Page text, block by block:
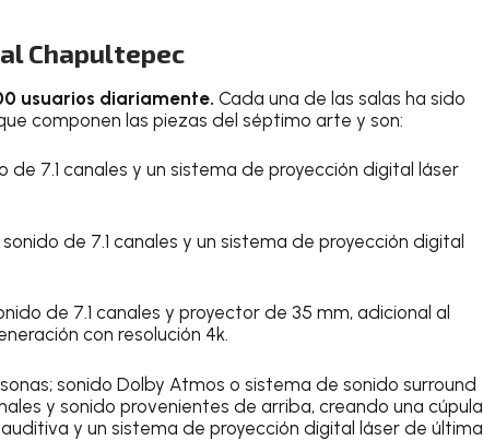
Chapultepec
usuarios diariamente. Cada una de las salas ha sido
componen las piezas del séptimo arte y son:
de 7.1 canales y un sistema de proyección digital láser
de 7.1 canales y un sistema de proyección digital
de 7.1 canales y proyector de 35 mm, adicional al
con resolución 4k.
sonido Dolby Atmos o sistema de sonido surround
y sonido provenientes de arriba, creando una cúpula
y un sistema de proyección digital láser de última